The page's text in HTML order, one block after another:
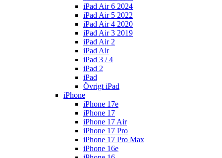
iPad Air 6 2024
iPad Air 5 2022
iPad Air 4 2020
iPad Air 3 2019
iPad Air 2
iPad Air
iPad 3 / 4
iPad 2
iPad
Övrigt iPad
iPhone
iPhone 17e
iPhone 17
iPhone 17 Air
iPhone 17 Pro
iPhone 17 Pro Max
iPhone 16e